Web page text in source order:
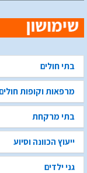
בתי חולים
מרפאות וקופות
בתי מרקחת
ייעוץ הכוונה וסיוע
גני ילדים